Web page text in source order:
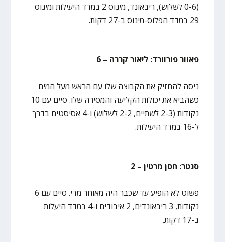
(0-6 לשלוש), ריבאונד, מינוס 2 במדד היעילות ומינוס
29 במדד הפלוס-מינוס ב-27 דקות.
פאוור פורוורד: ליאור קררה – 6
ניסה להחזיק את הקבוצה שלו עם הראש מעל המים
כשהביא את יכולות הקליעה והמסירה שלו. סיים עם 10
נקודות (2-3 לשתיים, 2-2 לשלוש) ו-4 אסיסטים בדרך
ל-16 במדד היעילות.
סנטר: חסן מרטין – 2
פשוט לא הופיע עד שכבר היה מאוחר מדי. סיים עם 6
נקודות, 3 ריבאונדים, 2 איבודים ו-4 במדד היעלות
ב-17 דקות.